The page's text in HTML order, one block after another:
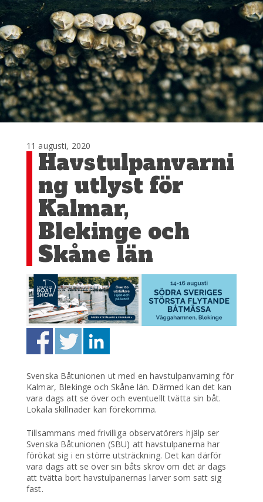
11 augusti, 2020
Havstulpanvarni
ng utlyst för
Kalmar,
Blekinge och
Skåne län
Svenska Båtunionen ut med en havstulpanvarning för
Kalmar, Blekinge och Skåne län. Därmed kan det kan
vara dags att se över och eventuellt tvätta sin båt.
Lokala skillnader kan förekomma.
Tillsammans med frivilliga observatörers hjälp ser
Svenska Båtunionen (SBU) att havstulpanerna har
förökat sig i en större utsträckning. Det kan därför
vara dags att se över sin båts skrov om det är dags
att tvätta bort havstulpanernas larver som satt sig
fast.